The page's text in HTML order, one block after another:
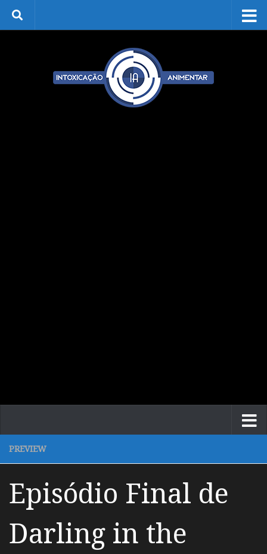
Skip to content
PREVIEW
Episódio Final de
Darling in the